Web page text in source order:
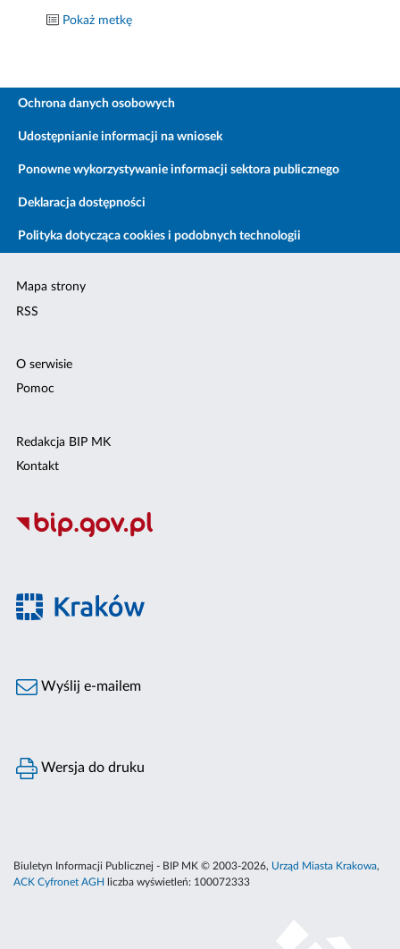
Pokaż metkę
Ochrona danych osobowych
Udostępnianie informacji na wniosek
Ponowne wykorzystywanie informacji sektora publicznego
Deklaracja dostępności
Polityka dotycząca cookies i podobnych technologii
Mapa strony
RSS
O serwisie
Pomoc
Redakcja BIP MK
Kontakt
Wyślij e-mailem
Wersja do druku
Biuletyn Informacji Publicznej - BIP MK © 2003-2026, Urząd Miasta Krakowa,
ACK Cyfronet AGH
liczba wyświetleń: 100072333